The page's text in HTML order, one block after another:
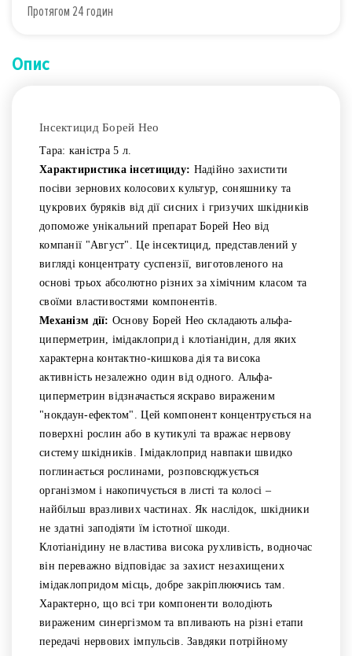
Протягом 24 годин
Опис
Інсектицид Борей Нео
Тара: каністра 5 л.
Характиристика інсетициду: Надійно захистити
посіви зернових колосових культур, соняшнику та
цукрових буряків від дії сисних і гризучих шкідників
допоможе унікальний препарат Борей Нео від
компанії "Август". Це інсектицид, представлений у
вигляді концентрату суспензії, виготовленого на
основі трьох абсолютно різних за хімічним класом та
своїми властивостями компонентів.
Механізм дії: Основу Борей Нео складають альфа-
циперметрин, імідаклоприд і клотіанідин, для яких
характерна контактно-кишкова дія та висока
активність незалежно один від одного. Альфа-
циперметрин відзначається яскраво вираженим
"нокдаун-ефектом". Цей компонент концентрується на
поверхні рослин або в кутикулі та вражає нервову
систему шкідників. Імідаклоприд навпаки швидко
поглинається рослинами, розповсюджується
організмом і накопичується в листі та колосі –
найбільш вразливих частинах. Як наслідок, шкідники
не здатні заподіяти їм істотної шкоди.
Клотіанідину не властива висока рухливість, водночас
він переважно відповідає за захист незахищених
імідаклопридом місць, добре закріплюючись там.
Характерно, що всі три компоненти володіють
вираженим синергізмом та впливають на різні етапи
передачі нервових імпульсів. Завдяки потрійному